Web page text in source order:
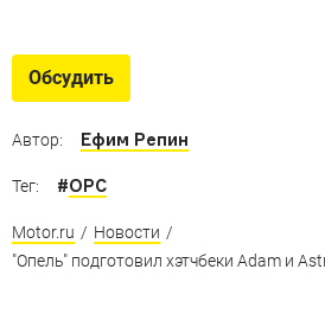
Обсудить
Автор: Ефим Репин
Тег: #OPC
Motor.ru / Новости /
"Опель" подготовил хэтчбеки Adam и